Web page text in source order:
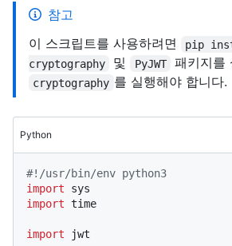
참고
이 스크립트를 사용하려면
pip
cryptography
및 PyJWT 패키지를
cryptography 를 실행해야 합니다.
Python
#!/usr/bin/env python3
import
import time
import jwt